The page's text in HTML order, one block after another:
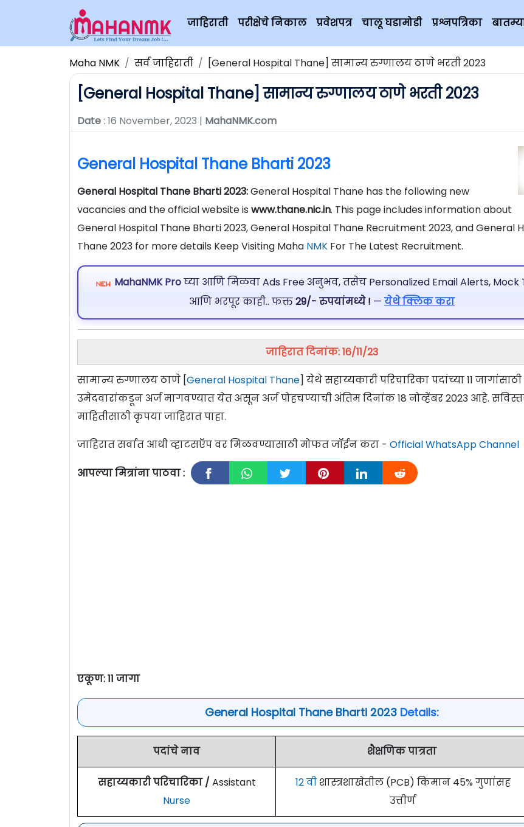
जाहिराती परीक्षेचे निकाल प्रवेशपत्र चालू घडामोडी प्रश्नपत्रिका
Maha NMK सर्व जाहिराती [General Hospital Thane] सामान्य रुग्णालय ठाणे भरती 2023
[General Hospital Thane] सामान्य रुग्णालय ठाणे भरती 2023
Date: 16 November, 2023 | MahaNMK.com
General Hospital Thane Bharti 2023
General Hospital Thane Bharti 2023:General Hospital Thane has the following new
vacancies and the official website is www.thane.nic.in. This page includes information about
General Hospital Thane Bharti 2023, General Hospital Thane Recruitment 2023, and General
Thane 2023 for more details Keep Visiting Maha NMK For The Latest Recruitment.
MahaNMK Proघ्या आणि मिळवा Ads Free अनुभव, तसेच Personalized Email Alerts, Mock
आणि भरपूर काही.. फक्त29/- रुपयांमध्ये ! — येथे क्लिक करा
जाहिरात दिनांक: 16/11/23
सामान्य रुग्णालय ठाणे [General Hospital Thane] येथे सहाय्यकारी परिचारिका पदांच्या 11 जागांसाठी
उमेदवारांकडून अर्ज मागवण्यात येत असून अर्ज पोहचण्याची अंतिम दिनांक 18 नोव्हेंबर 2023 आहे.
माहितीसाठी कृपया जाहिरात पाहा.
जाहिरात सर्वात आधी व्हाटसऍप वर मिळवण्यासाठी मोफत जॉईन करा - Official WhatsApp Channel
आपल्या मित्रांना पाठवा :
एकूण: 11 जागा
General Hospital Thane Bharti 2023 Details:
पदांचे नाव शैक्षणिक पात्रता
सहाय्यकारी परिचारिका / Assistant
Nurse
12 वीशास्त्रशाखेतील (PCB) किमान 45% गुणांसह
उत्तीर्ण